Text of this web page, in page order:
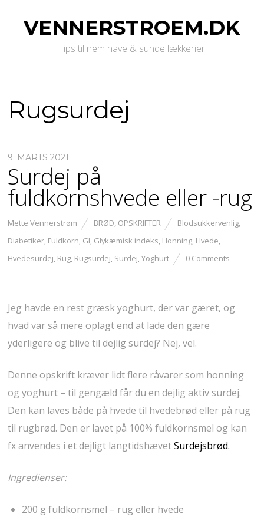
VENNERSTROEM.DK
Tips til nem have & sunde lækkerier
Rugsurdej
9. MARTS 2021
Surdej på
fuldkornshvede eller -rug
Mette Vennerstrøm BRØD, OPSKRIFTER Blodsukkervenlig,
Diabetiker, Fuldkorn, GI, Glykæmisk indeks, Honning, Hvede,
Hvedesurdej, Rug, Rugsurdej, Surdej,Yoghurt 0 Comments
Jeg havde en rest græsk yoghurt, der var gæret, og
hvad var så mere oplagt end at lade den gære
yderligere og blive til dejlig surdej? Nej, vel.
Denne opskrift kræver lidt flere råvarer som honning
og yoghurt – til gengæld får du en dejlig aktiv surdej.
Den kan laves både på hvede til hvedebrød eller på rug
til rugbrød. Den er lavet på 100% fuldkornsmel og kan
fx anvendes i et dejligt langtidshævetSurdejsbrød.
Ingredienser:
200 g fuldkornsmel – rug eller hvede